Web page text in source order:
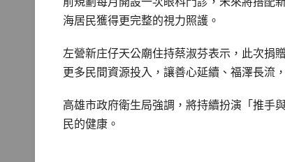
海居民獲得更完整的視力照護。
左營新庄仔天公廟住持蔡淑芬表示，此次捐
更多民間資源投入，讓善心延續、福澤長流
高雄市政府衛生局強調，將持續扮演「推手
民的健康。